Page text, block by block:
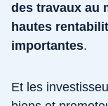
des travaux au
hautes
importantes.
Et les